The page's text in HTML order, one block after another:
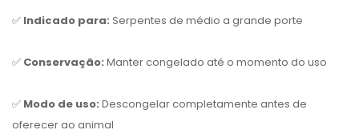
✅ Indicado para: Serpentes de médio a grande porte
✅ Conservação: Manter congelado até o momento do uso
✅ Modo de uso: Descongelar completamente antes de
oferecer ao animal